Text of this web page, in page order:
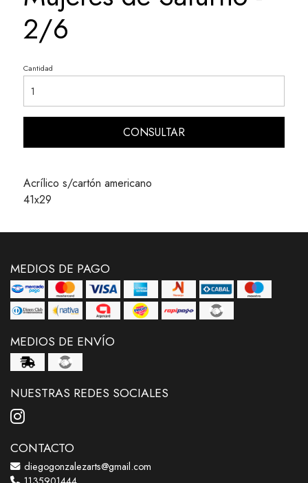
2/6
Cantidad
CONSULTAR
Acrílico s/cartón americano
41x29
MEDIOS DE PAGO
MEDIOS DE ENVÍO
NUESTRAS REDES SOCIALES
CONTACTO
diegogonzalezarts@gmail.com